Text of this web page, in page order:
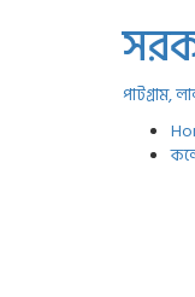
পাটগ্রাম,